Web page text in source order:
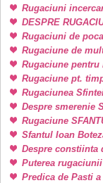
Rugaciuni
DESPRE
Rugaciuni de
Rugaciune de
Rugaciune pentru
Rugaciune pt.
Rugaciunea
Despre smerenie
Rugaciune
Sfantul Ioan
Despre constiinta
Puterea
Predica de Pasti